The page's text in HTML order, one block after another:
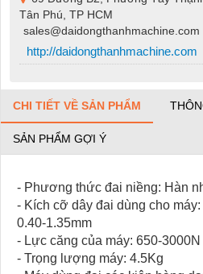
Tân Phú, TP HCM
sales@daidongthanhmachine.com
http://daidongthanhmachine.com
CHI TIẾT VỀ SẢN PHẨM
SẢN PHẨM GỢI Ý
- Phương thức đai niềng: Hàn
- Kích cỡ dây đai dùng cho
0.40-1.35mm
- Lực căng của máy: 650-3000N
- Trọng lượng máy: 4.5Kg